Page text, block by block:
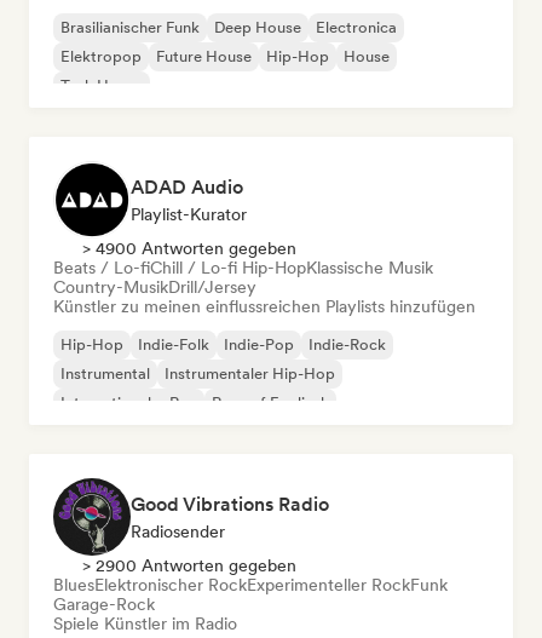
Brasilianischer Funk Deep House
Electronica
Elektropop
Future House Hip-Hop
House
Tech House
ADAD Audio
Playlist-Kurator
> 4900 Antworten gegeben
Beats / Lo-fiChill / Lo-fi Hip-HopKlassische Musik
Country-MusikDrill/Jersey
Künstler zu meinen einflussreichen Playlists hinzufügen
Hip-Hop Indie-Folk Indie-Pop
Indie-Rock
Instrumental
Instrumentaler Hip-Hop
Internationaler Rap
Rap auf Englisch
Good Vibrations Radio
Radiosender
> 2900 Antworten gegeben
BluesElektronischer RockExperimenteller RockFunk
Garage-Rock
Spiele Künstler im Radio